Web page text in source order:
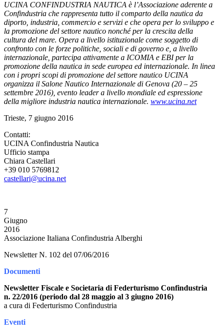
UCINA CONFINDUSTRIA NAUTICA è l’Associazione aderente a
Confindustria che rappresenta tutto il comparto della nautica da
diporto, industria, commercio e servizi e che opera per lo sviluppo e
la promozione del settore nautico nonché per la crescita della
cultura del mare. Opera a livello istituzionale come soggetto di
confronto con le forze politiche, sociali e di governo e, a livello
internazionale, partecipa attivamente a ICOMIA e EBI per la
promozione della nautica in sede europea ed internazionale. In linea
con i propri scopi di promozione del settore nautico UCINA
organizza il Salone Nautico Internazionale di Genova (20 – 25
settembre 2016), evento leader a livello mondiale ed espressione
della migliore industria nautica internazionale. www.ucina.net
Trieste, 7 giugno 2016
Contatti:
UCINA Confindustria Nautica
Ufficio stampa
Chiara Castellari
+39 010 5769812
castellari@ucina.net
7
Giugno
2016
Associazione Italiana Confindustria Alberghi
Newsletter N. 102 del 07/06/2016
Documenti
Newsletter Fiscale e Societaria di Federturismo Confindustria
n. 22/2016 (periodo dal 28 maggio al 3 giugno 2016)
a cura di Federturismo Confindustria
Eventi